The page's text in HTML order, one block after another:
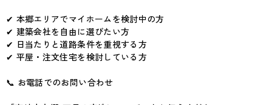
✔ 本郷エリアでマイホームを検討中の方
✔ 建築会社を自由に選びたい方
✔ 日当たりと道路条件を重視する方
✔ 平屋・注文住宅を検討している方
📞 お電話でのお問い合わせ